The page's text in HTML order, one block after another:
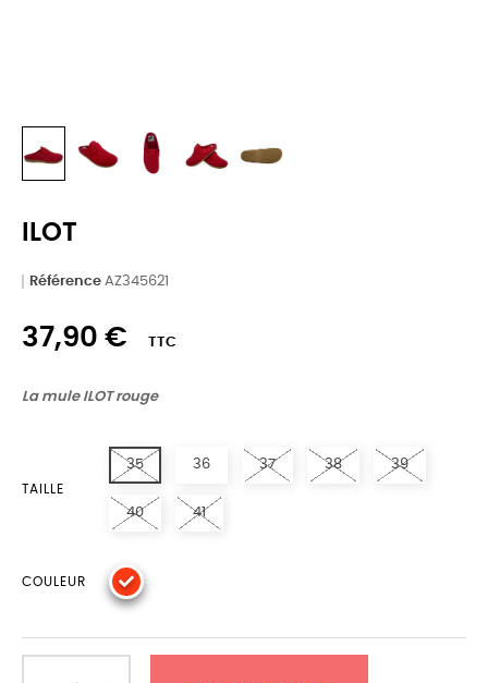
ILOT
Référence AZ345621
37,90 € TTC
La mule ILOT rouge
TAILLE
35 36 37 38 39
40 41
COULEUR